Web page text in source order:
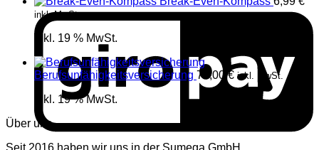
inkl. MwSt.
inkl. 19 % MwSt.
Berufsunfähigkeitsversicherung 79,00€ inkl. MwSt.
inkl. 19 % MwSt.
Über uns